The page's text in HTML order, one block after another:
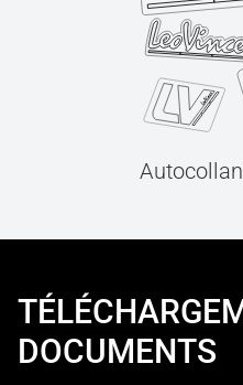
DOCUMENTS